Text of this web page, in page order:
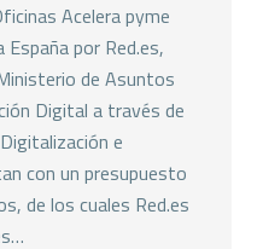
Acelera pyme
por Red.es,
de Asuntos
Digital a través de
e
con un presupuesto
de los cuales Red.es